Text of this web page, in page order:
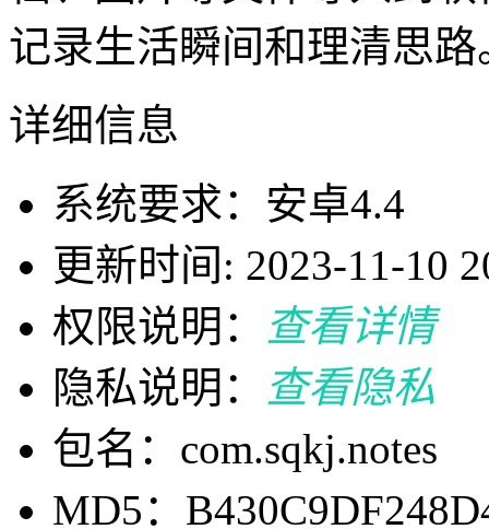
记录生活瞬间和理清思路
详细信息
系统要求：安卓4.4
更新时间: 2023-11-10
权限说明：
查看详情
隐私说明：
查看隐私
包名：com.sqkj.notes
MD5：